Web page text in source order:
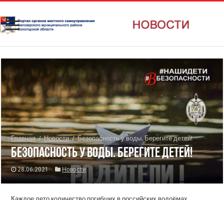
Главная / Новости / Безопасность у воды. Берегите детей!
Безопасность у воды. Берегите детей!
28.06.2021 Новости